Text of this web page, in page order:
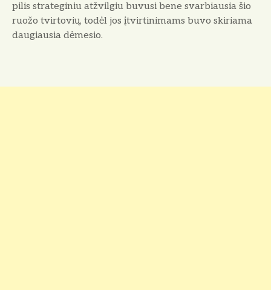
pilis strateginiu atžvilgiu buvusi bene svarbiausia šio
ruožo tvirtovių, todėl jos įtvirtinimams buvo skiriama
daugiausia dėmesio.